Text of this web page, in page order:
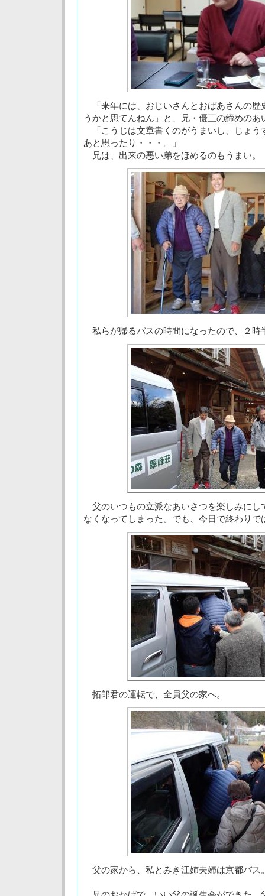
「来年には、おじいさんとおばあさんの歴
うかと思てんねん」と、兄・優三の締めのあ
「こうじは文章書くのがうまいし、じょう
あと思ったり・・・。」
兄は、出来の悪い弟をほめるのもうまい。
私らが帰るバスの時間になったので、２時
父のいつもの立派なあいさつを楽しみにし
なくなってしまった。でも、今日で終わりで
拓郎君の運転で、全員父の家へ。
父の家から、私とみき江姉夫婦は京都バス